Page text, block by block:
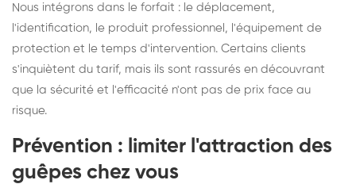
Nous intégrons dans le forfait : le déplacement,
l'identification, le produit professionnel, l'équipement de
protection et le temps d'intervention. Certains clients
s'inquiètent du tarif, mais ils sont rassurés en découvrant
que la sécurité et l'efficacité n'ont pas de prix face au
risque.
Prévention : limiter l'attraction des
guêpes chez vous